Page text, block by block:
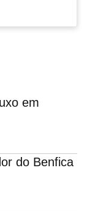
em
do Benfica